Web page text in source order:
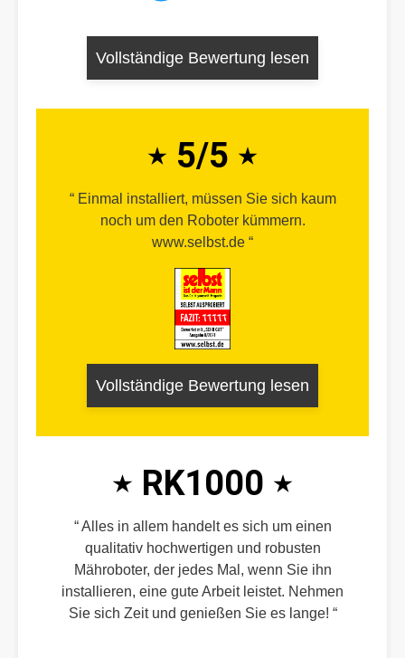
Vollständige Bewertung lesen
5/5
Einmal installiert, müssen Sie sich kaum
noch um den Roboter kümmern.
www.selbst.de
Vollständige Bewertung lesen
RK1000
Alles in allem handelt es sich um einen
qualitativ hochwertigen und robusten
Mähroboter, der jedes Mal, wenn Sie ihn
installieren, eine gute Arbeit leistet. Nehmen
Sie sich Zeit und genießen Sie es lange!